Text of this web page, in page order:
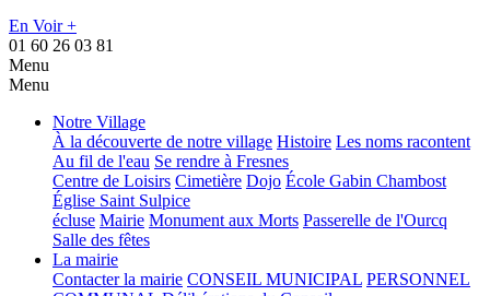
En Voir +
01 60 26 03 81
Menu
Menu
Notre Village
À la découverte de notre village Histoire Les noms racontent
Au fil de l'eau Se rendre à Fresnes
Centre de Loisirs Cimetière Dojo École Gabin Chambost
Église Saint Sulpice
écluse Mairie Monument aux Morts Passerelle de l'Ourcq
Salle des fêtes
La mairie
Contacter la mairie CONSEIL MUNICIPAL PERSONNEL